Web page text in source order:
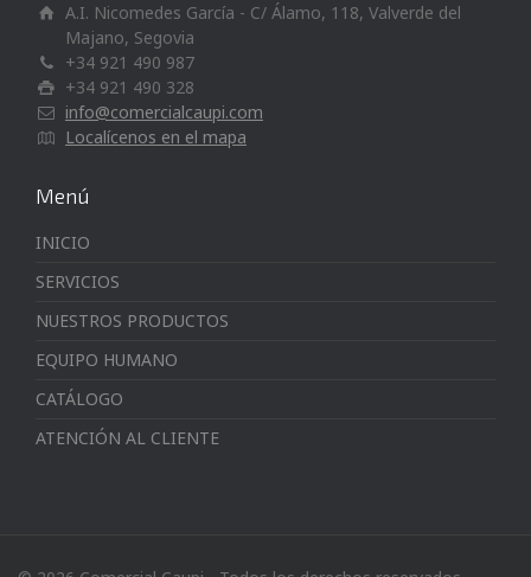
A.I. Nicomedes García - C/ Álamo, 118, Valverde del
Majano, Segovia
+34 921 490 987
+34 921 490 328
info@comercialcaupi.com
Localícenos en el mapa
Menú
INICIO
SERVICIOS
NUESTROS PRODUCTOS
EQUIPO HUMANO
CATÁLOGO
ATENCIÓN AL CLIENTE